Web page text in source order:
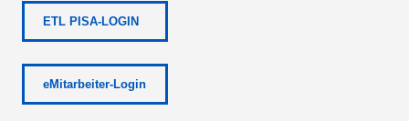
ETL PISA-LOGIN
eMitarbeiter-Login